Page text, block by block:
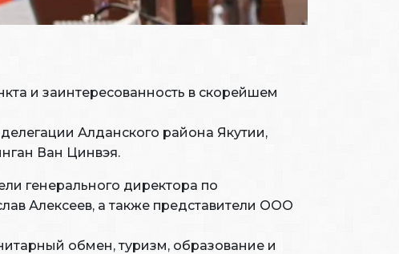
и заинтересованность в скорейшем
Алданского района Якутии,
Ван Цинвэя.
генерального директора по
Алексеев, а также представители ООО
обмен, туризм, образование и